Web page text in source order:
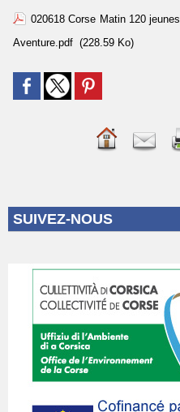
020618 Corse Matin 120
Aventure.pdf (228.59 Ko)
SUIVEZ-NOUS